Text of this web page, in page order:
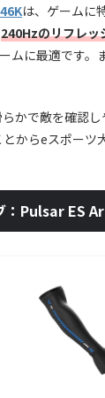
は、ゲームに
240Hzのリフレ
ムに最適です
かで敵を確認し
とからeスポーツ
：Pulsar ES